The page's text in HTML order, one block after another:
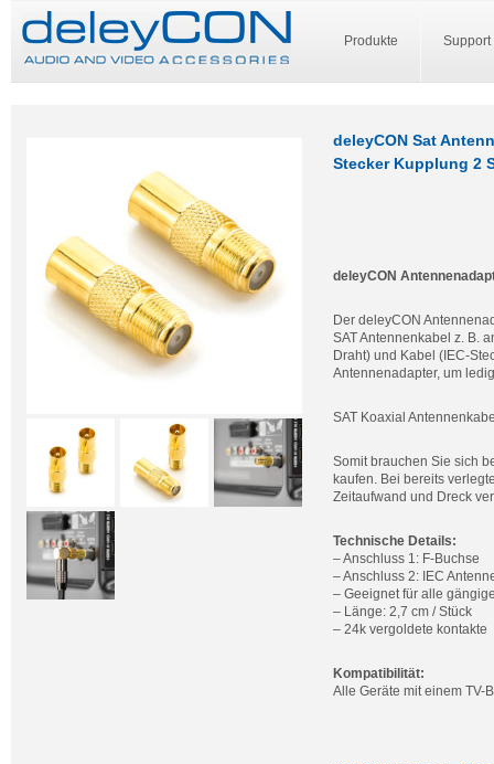
Produkte Support
deleyCON Sat
Stecker Kupplung 2
deleyCON
Der deleyCON
SAT Antennenkabel z. B.
Draht) und Kabel (IEC-
Antennenadapter, um
SAT Koaxial
Somit brauchen Sie sich
kaufen. Bei bereits
Zeitaufwand und Dreck
Technische Details:
– Anschluss 1: F-Buchse
– Anschluss 2: IEC
– Geeignet für alle
– Länge: 2,7 cm / Stück
– 24k vergoldete kontakte
Kompatibilität:
Alle Geräte mit einem TV-